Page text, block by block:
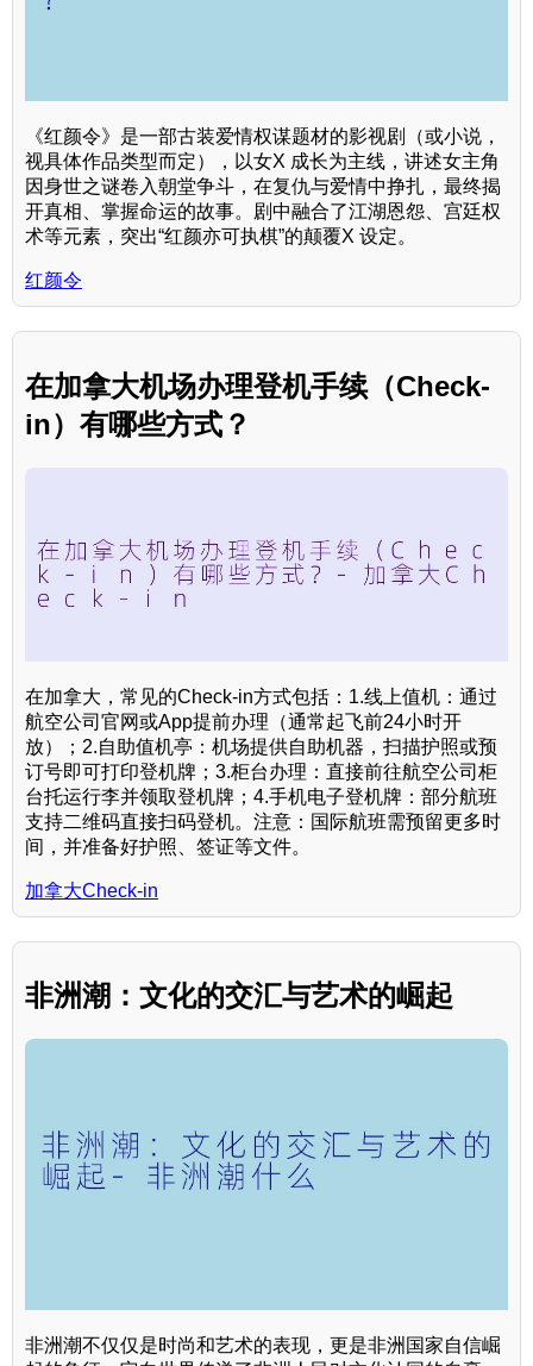
《红颜令》是一部古装爱情权谋题材的影视剧（或小说，
视具体作品类型而定），以女X 成长为主线，讲述女主角
因身世之谜卷入朝堂争斗，在复仇与爱情中挣扎，最终揭
开真相、掌握命运的故事。剧中融合了江湖恩怨、宫廷权
术等元素，突出“红颜亦可执棋”的颠覆X 设定。
红颜令
在加拿大机场办理登机手续（Check-
in）有哪些方式？
在加拿大，常见的Check-in方式包括：1.线上值机：通过
航空公司官网或App提前办理（通常起飞前24小时开
放）；2.自助值机亭：机场提供自助机器，扫描护照或预
订号即可打印登机牌；3.柜台办理：直接前往航空公司柜
台托运行李并领取登机牌；4.手机电子登机牌：部分航班
支持二维码直接扫码登机。注意：国际航班需预留更多时
间，并准备好护照、签证等文件。
加拿大Check-in
非洲潮：文化的交汇与艺术的崛起
非洲潮不仅仅是时尚和艺术的表现，更是非洲国家自信崛